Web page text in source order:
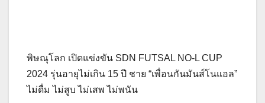
พิษณุโลก เปิดแข่งขัน SDN FUTSAL NO-L CUP
2024 รุ่นอายุไม่เกิน 15 ปี ชาย “เพื่อนกันมันส์โนแอล”
ไม่ดื่ม ไม่สูบ ไม่เสพ ไม่พนัน